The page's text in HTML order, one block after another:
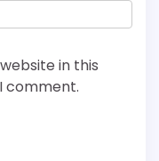
in this
comment.